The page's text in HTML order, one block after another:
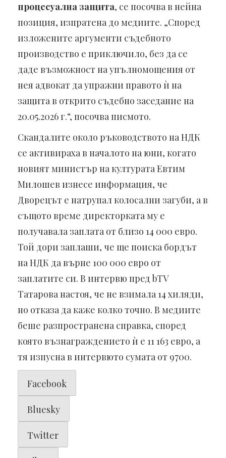
процесуална защита, се посочва в нейна
позиция, изпратена до медиите. „Според
изложените аргументи съдебното
производство е приключило, без да се
даде възможност на упълномощения от
нея адвокат да упражни правото ѝ на
защита в открито съдебно заседание на
20.05.2026 г.“, посочва писмото.
Скандалите около ръководството на НДК
се активираха в началото на юни, когато
новият министър на културата Евтим
Милошев изнесе информация, че
Дворецът е натрупал колосални загуби, а в
същото време директорката му е
получавала заплата от близо 14 000 евро.
Той дори заплаши, че ще поиска бордът
на НДК да върне 100 000 евро от
заплатите си. В интервю пред bTV
Татарова настоя, че не взимала 14 хиляди,
но отказа да каже колко точно. В медиите
беше разпространена справка, според
която възнаграждението ѝ е 11 163 евро, а
тя изпусна в интервюто сумата от 9700.
Facebook
Bluesky
Twitter